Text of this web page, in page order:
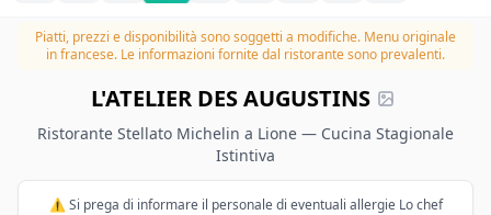
Piatti, prezzi e disponibilità sono soggetti a modifiche. Menu originale
in francese. Le informazioni fornite dal ristorante sono prevalenti.
L'ATELIER DES AUGUSTINS
Ristorante Stellato Michelin a Lione — Cucina Stagionale
Istintiva
⚠️ Si prega di informare il personale di eventuali allergie Lo chef